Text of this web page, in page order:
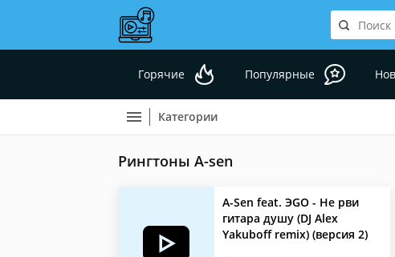
Горячие Популярные
Категории
Рингтоны A-sen
A-Sen feat. ЭGO - Не рви
гитара душу (DJ Alex
Yakuboff remix) (версия 2)